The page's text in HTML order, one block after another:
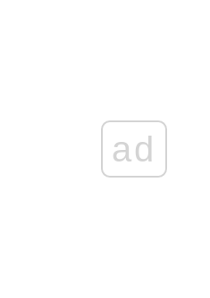
ad